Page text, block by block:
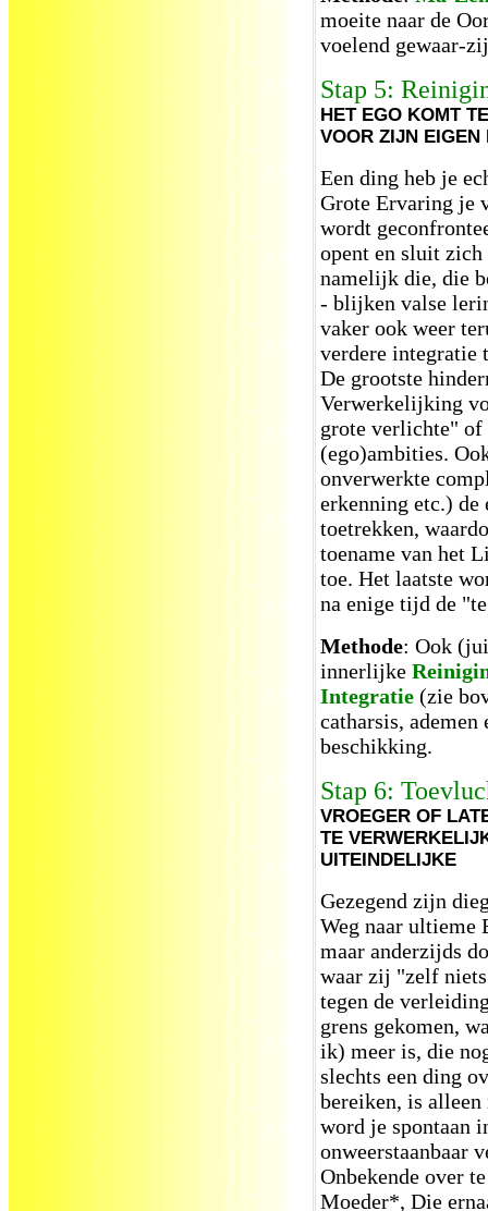
moeite naar de
voelend gewaar-
Stap 5:
HET EGO KOMT
VOOR ZIJN EIGEN
Een ding heb je
Grote Ervaring je
wordt
opent en sluit zich
namelijk die, die
- blijken valse
vaker ook weer
verdere integratie
De grootste
Verwerkelijking
grote verlichte" of
(ego)ambities.
onverwerkte
erkenning etc.) de
toetrekken,
toename van het
toe. Het laatste
na enige tijd de
Methode: Ook
innerlijke
Integratie(zie
catharsis,
beschikking.
Stap 6:
VROEGER OF
TE
UITEINDELIJKE
Gezegend zijn
Weg naar ultieme
maar anderzijds
waar zij "zelf
tegen de
grens gekomen,
ik) meer is, die
slechts een ding
bereiken, is alleen
word je spontaan
onweerstaanbaar
Onbekende over
Moeder*, Die